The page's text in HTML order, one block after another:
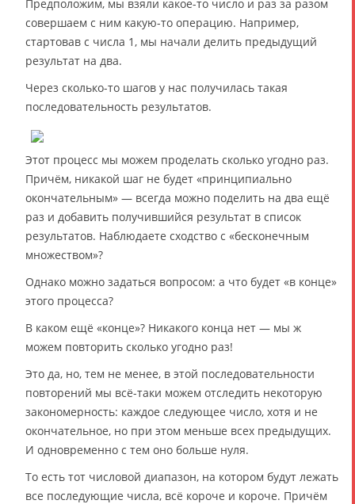
Предположим, мы взяли какое-то число и раз за разом
совершаем с ним какую-то операцию. Например,
стартовав с числа 1, мы начали делить предыдущий
результат на два.
Через сколько-то шагов у нас получилась такая
последовательность результатов.
Этот процесс мы можем проделать сколько угодно раз.
Причём, никакой шаг не будет «принципиально
окончательным» — всегда можно поделить на два ещё
раз и добавить получившийся результат в список
результатов. Наблюдаете сходство с «бесконечным
множеством»?
Однако можно задаться вопросом: а что будет «в конце»
этого процесса?
В каком ещё «конце»? Никакого конца нет — мы ж
можем повторить сколько угодно раз!
Это да, но, тем не менее, в этой последовательности
повторений мы всё-таки можем отследить некоторую
закономерность: каждое следующее число, хотя и не
окончательное, но при этом меньше всех предыдущих.
И одновременно с тем оно больше нуля.
То есть тот числовой диапазон, на котором будут лежать
все последующие числа, всё короче и короче. Причём